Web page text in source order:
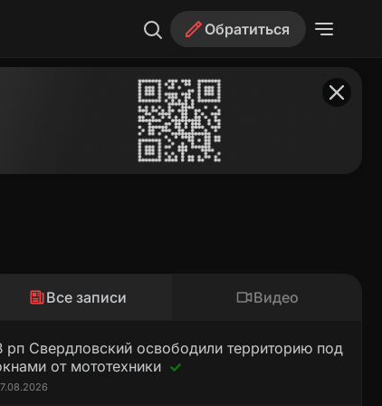
Обратиться
Все записи Видео
рп Свердловский освободили территорию под
от мототехники